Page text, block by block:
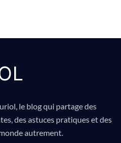
le blog qui partage des
des astuces pratiques et des
autrement.